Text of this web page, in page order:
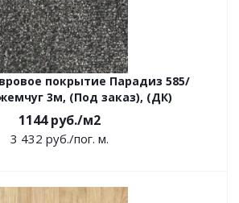
покрытие Парадиз 585/
3м, (Под заказ), (ДК)
1144руб./м2
3 432 руб./пог. м.